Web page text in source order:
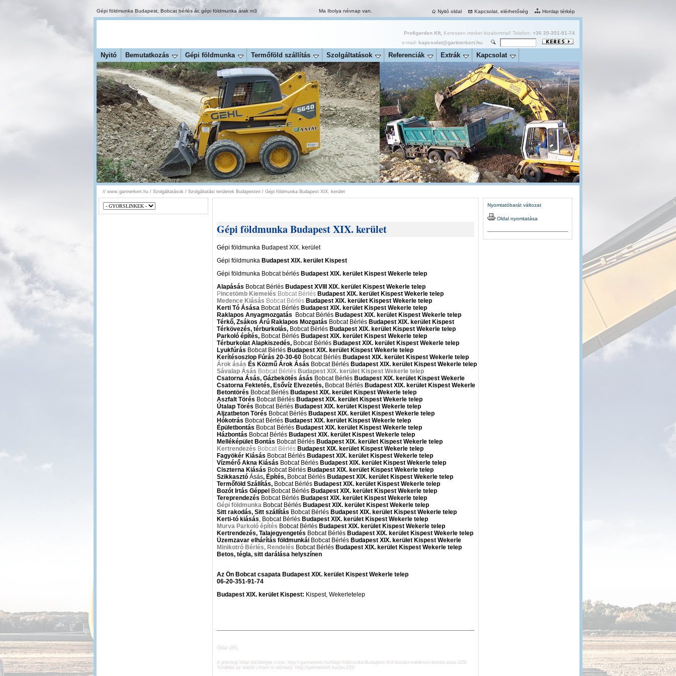
Gépi földmunka Budapest Bobcat bérlés ár, gépi földmunka árak m3 Ma Ibolya névnap van. Nyitó oldal Kapcsolat, elérhetőség Honlap térkép
Profigarden Kft, Keressen minket bizalommal! Telefon: +36 20-351-91-74
e-mail: kapcsolat@gartnerkert.hu
Nyitó Bemutatkozás Gépi földmunka Termőföld szállítás Szolgáltatások Referenciák Extrák Kapcsolat
// www.gartnerkert.hu / Szolgáltatások / Szolgáltatási területek Budapesten / Gépi földmunka Budapest XIX. kerület
Gépi földmunka Budapest XIX. kerület
Gépi földmunka Budapest XIX. kerület
Gépi földmunka Budapest XIX. kerület Kispest
Gépi földmunka Bobcat bérlés Budapest XIX. kerület Kispest Wekerle telep
Alapásás Bobcat Bérlés Budapest XVIII XIX. kerület Kispest Wekerle telep
Pincetömb Kiemelés Bobcat Bérlés Budapest XIX. kerület Kispest Wekerle telep
Medence Kiásás Bobcat Bérlés Budapest XIX. kerület Kispest Wekerle telep
Kerti Tó Ásása Bobcat Bérlés Budapest XIX. kerület Kispest Wekerle telep
Raklapos Anyagmozgatás Bobcat Bérlés Budapest XIX. kerület Kispest Wekerle telep
Térkő, Zsákos Árú Raklapos Mozgatás Bobcat Bérlés Budapest XIX. kerület Kispest
Térkövezés, térburkolás, Bobcat Bérlés Budapest XIX. kerület Kispest Wekerle telep
Parkoló építés, Bobcat Bérlés Budapest XIX. kerület Kispest Wekerle telep
Térburkolat Alapkiszedés, Bobcat Bérlés Budapest XIX. kerület Kispest Wekerle telep
Lyukfúrás Bobcat Bérlés Budapest XIX. kerület Kispest Wekerle telep
Kerítésoszlop Fúrás 20-30-60 Bobcat Bérlés Budapest XIX. kerület Kispest Wekerle telep
Árok ásás És Közmű Árok Ásás Bobcat Bérlés Budapest XIX. kerület Kispest Wekerle telep
Sávalap Ásás Bobcat Bérlés Budapest XIX. kerület Kispest Wekerle telep
Csatorna Ásás, Gázbekötés ásás Bobcat Bérlés Budapest XIX. kerület Kispest Wekerle
Csatorna Fektetés, Esővíz Elvezetés, Bobcat Bérlés Budapest XIX. kerület Kispest Wekerle
Betontörés Bobcat Bérlés Budapest XIX. kerület Kispest Wekerle telep
Aszfalt Törés Bobcat Bérlés Budapest XIX. kerület Kispest Wekerle telep
Útalap Törés Bobcat Bérlés Budapest XIX. kerület Kispest Wekerle telep
Aljzatbeton Törés Bobcat Bérlés Budapest XIX. kerület Kispest Wekerle telep
Hókotrás Bobcat Bérlés Budapest XIX. kerület Kispest Wekerle telep
Épületbontás Bobcat Bérlés Budapest XIX. kerület Kispest Wekerle telep
Házbontás Bobcat Bérlés Budapest XIX. kerület Kispest Wekerle telep
Melléképület Bontás Bobcat Bérlés Budapest XIX. kerület Kispest Wekerle telep
Kertrendezés Bobcat Bérlés Budapest XIX. kerület Kispest Wekerle telep
Fagyökér Kiásás Bobcat Bérlés Budapest XIX. kerület Kispest Wekerle telep
Vízmérő Akna Kiásás Bobcat Bérlés Budapest XIX. kerület Kispest Wekerle telep
Ciszterna Kiásás Bobcat Bérlés Budapest XIX. kerület Kispest Wekerle telep
Szikkasztó Ásás, Építés, Bobcat Bérlés Budapest XIX. kerület Kispest Wekerle telep
Termőföld Szállítás, Bobcat Bérlés Budapest XIX. kerület Kispest Wekerle telep
Bozót Irtás Géppel Bobcat Bérlés Budapest XIX. kerület Kispest Wekerle telep
Tereprendezés Bobcat Bérlés Budapest XIX. kerület Kispest Wekerle telep
Gépi földmunka Bobcat Bérlés Budapest XIX. kerület Kispest Wekerle telep
Sitt rakodás, Sitt szállítás Bobcat Bérlés Budapest XIX. kerület Kispest Wekerle telep
Kerti-tó kiásás , Bobcat Bérlés Budapest XIX. kerület Kispest Wekerle telep
Murva Parkoló építés Bobcat Bérlés Budapest XIX. kerület Kispest Wekerle telep
Kertrendezés, Talajegyengetés Bobcat Bérlés Budapest XIX. kerület Kispest Wekerle telep
Üzemzavar elhárítás földmunkái Bobcat Bérlés Budapest XIX. kerület Kispest Wekerle
Minikotró Bérlés, Rendelés Bobcat Bérlés Budapest XIX. kerület Kispest Wekerle telep
Betos, tégla, sitt darálása helyszínen
Az Ön Bobcat csapata Budapest XIX. kerület Kispest Wekerle telep
06-20-351-91-74
Budapest XIX. kerület Kispest: Kispest, Wekerletelep
Oldal URL
A jelenlegi oldal elsődleges címe: http://gartnerkert.hu/Gepi-foldmunka-Budapest-XIX-kerulet-medence-kertito-asas-225/
Továbbá az alábbi címen is elérhető: http://gartnerkert.hu/doc225/
Nyomtatóbarát változat
Oldal nyomtatása